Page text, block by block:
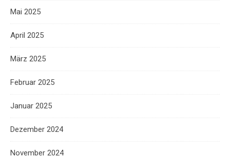
Mai 2025
April 2025
März 2025
Februar 2025
Januar 2025
Dezember 2024
November 2024